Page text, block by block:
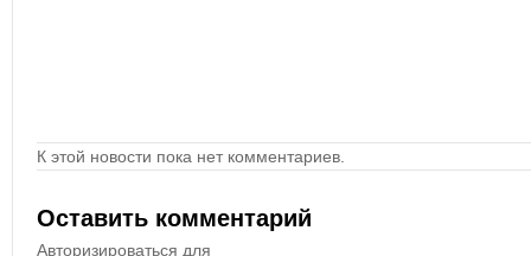
К этой новости пока нет комментариев.
Оставить комментарий
Авторизироваться для